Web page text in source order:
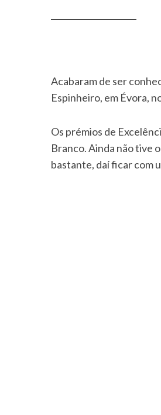
Acabaram de ser
Espinheiro, em Évora,
Os prémios de
Branco. Ainda não tive
bastante, daí ficar com